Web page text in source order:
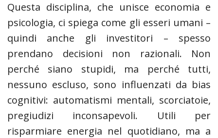
Questa disciplina, che unisce economia e
psicologia, ci spiega come gli esseri umani –
quindi anche gli investitori – spesso
prendano decisioni non razionali. Non
perché siano stupidi, ma perché tutti,
nessuno escluso, sono influenzati da bias
cognitivi: automatismi mentali, scorciatoie,
pregiudizi inconsapevoli. Utili per
risparmiare energia nel quotidiano, ma a